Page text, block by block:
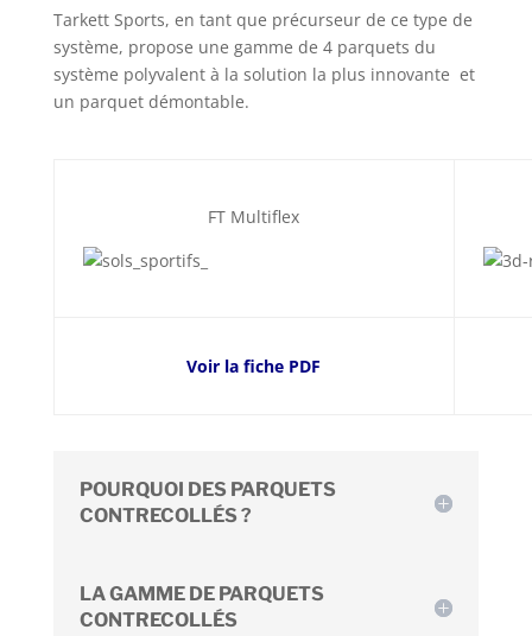
Tarkett Sports, en tant que précurseur de ce type de
système, propose une gamme de 4 parquets du
système polyvalent à la solution la plus innovante et
un parquet démontable.
FT Multiflex
Voir la fiche PDF
POURQUOI DES PARQUETS
CONTRECOLLÉS ?
LA GAMME DE PARQUETS
CONTRECOLLÉS